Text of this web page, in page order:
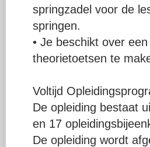
springzadel voor de
springen.
• Je beschikt over
theorietoetsen te
Voltijd
De opleiding bestaat
en 17
De opleiding wordt